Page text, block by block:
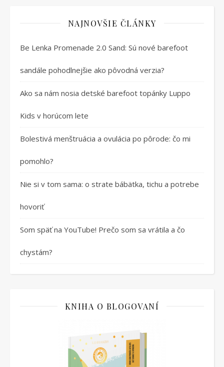
NAJNOVŠIE ČLÁNKY
Be Lenka Promenade 2.0 Sand: Sú nové barefoot
sandále pohodlnejšie ako pôvodná verzia?
Ako sa nám nosia detské barefoot topánky Luppo
Kids v horúcom lete
Bolestivá menštruácia a ovulácia po pôrode: čo mi
pomohlo?
Nie si v tom sama: o strate bábätka, tichu a potrebe
hovoriť
Som späť na YouTube! Prečo som sa vrátila a čo
chystám?
KNIHA O BLOGOVANÍ